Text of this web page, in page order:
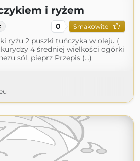
i ryżem
0 Smakowite
ryżu 2 puszki tuńczyka w oleju (
4 średniej wielkości ogórki
sól, pieprz Przepis (...)